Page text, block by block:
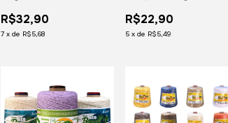
R$32,90
7 xde R$5,68
R$22,90
5 xde R$5,49